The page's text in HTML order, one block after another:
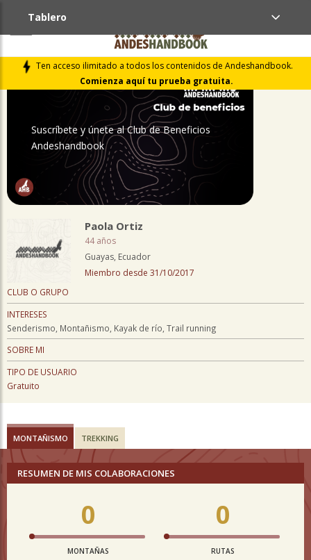
Ten acceso ilimitado a todos los contenidos de Andeshandbook.
Comienza aquí tu prueba gratuita.
Tablero
Suscríbete y únete al Club de Beneficios
Andeshandbook
Paola Ortiz
44 años
Guayas, Ecuador
Miembro desde 31/10/2017
CLUB O GRUPO
INTERESES
Senderismo, Montañismo, Kayak de río, Trail running
SOBRE MI
TIPO DE USUARIO
Gratuito
MONTAÑISMO TREKKING
RESUMEN DE MIS COLABORACIONES
0
MONTAÑAS
0
RUTAS